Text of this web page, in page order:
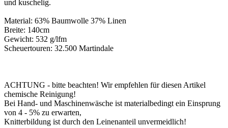
und kuschelig.
Material: 63% Baumwolle 37% Linen
Breite: 140cm
Gewicht: 532 g/lfm
Scheuertouren: 32.500 Martindale
ACHTUNG - bitte beachten! Wir empfehlen für diesen Artikel
chemische Reinigung!
Bei Hand- und Maschinenwäsche ist materialbedingt ein Einsprung
von 4 - 5% zu erwarten,
Knitterbildung ist durch den Leinenanteil unvermeidlich!